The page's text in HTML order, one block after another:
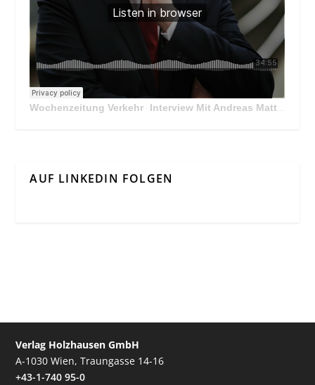
Wochenzeitung Verkehr · Interview Mit Andreas Matthä, CEO der ÖBB Holding
AUF LINKEDIN FOLGEN
Verlag Holzhausen GmbH
A-1030 Wien, Traungasse 14-16
+43-1-740 95-0